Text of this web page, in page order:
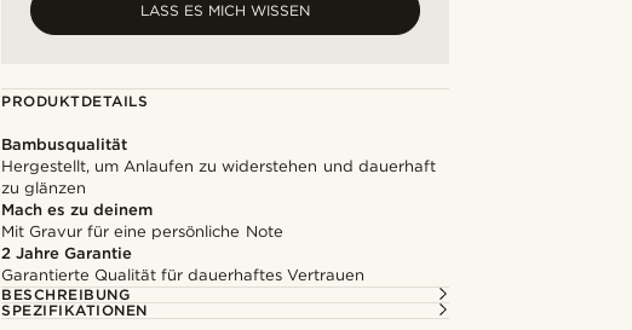
LASS ES MICH WISSEN
PRODUKTDETAILS
Bambusqualität
Hergestellt, um Anlaufen zu widerstehen und dauerhaft
zu glänzen
Mach es zu deinem
Mit Gravur für eine persönliche Note
2 Jahre Garantie
Garantierte Qualität für dauerhaftes Vertrauen
BESCHREIBUNG
SPEZIFIKATIONEN